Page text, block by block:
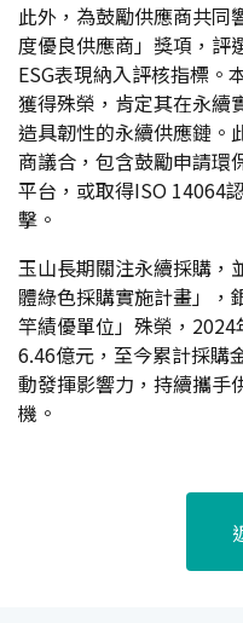
此外，為鼓勵供應商共同
度優良供應商」獎項，評
ESG表現納入評核指標。
獲得殊榮，肯定其在永續
造具韌性的永續供應鏈。
商議合，包含鼓勵申請
平台，或取得ISO 14064
擊。
玉山長期關注永續採購，
體綠色採購實施計畫」，
竿績優單位」殊榮，
6.46億元，至今累計採購
動發揮影響力，持續攜手
機。